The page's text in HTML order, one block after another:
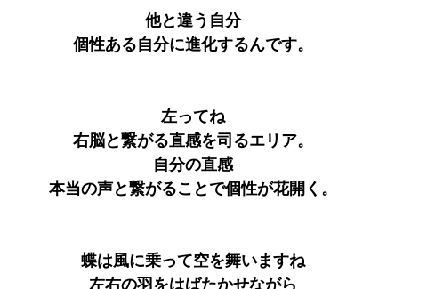
他と違う自分
個性ある自分に進化するんです。
左ってね
右脳と繋がる直感を司るエリア。
自分の直感
本当の声と繋がることで個性が花開く。
蝶は風に乗って空を舞いますね